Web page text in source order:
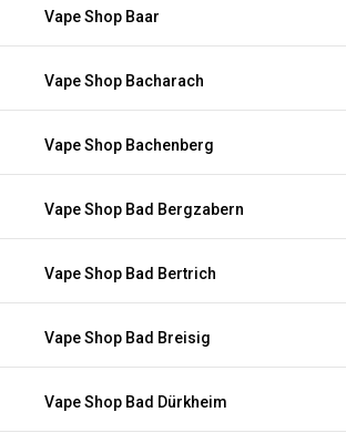
Vape Shop Baar
Vape Shop Bacharach
Vape Shop Bachenberg
Vape Shop Bad Bergzabern
Vape Shop Bad Bertrich
Vape Shop Bad Breisig
Vape Shop Bad Dürkheim